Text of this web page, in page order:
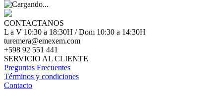
CONTACTANOS
L a V 10:30 a 18:30H / Dom 10:30 a 14:30H
turemera@emexem.com
+598 92 551 441
SERVICIO AL CLIENTE
Preguntas Frecuentes
Términos y condiciones
Contacto